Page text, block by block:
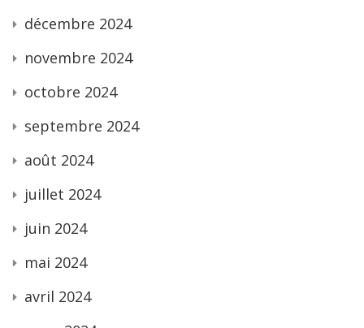
décembre 2024
novembre 2024
octobre 2024
septembre 2024
août 2024
juillet 2024
juin 2024
mai 2024
avril 2024